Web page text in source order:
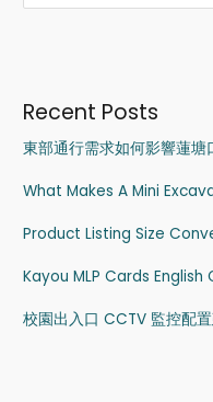
Recent Posts
東部通行需求如何影響蓮塘
What Makes A Mini
Product Listing Size
Kayou MLP Cards
校園出入口 CCTV 監控配